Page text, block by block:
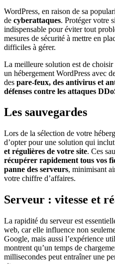
WordPress, en raison de sa
de cyberattaques. Protéger votre
indispensable pour éviter tout
mesures de sécurité à mettre en
difficiles à gérer.
La meilleure solution est de
un hébergement WordPress avec
des pare-feux, des antivirus et
défenses contre les attaques
Les sauvegardes
Lors de la sélection de votre
d’opter pour une solution qui
et régulières de votre site. Ces
récupérer rapidement tous vos
panne des serveurs, minimisant
votre chiffre d’affaires.
Serveur : vitesse et
La rapidité du serveur est
web, car elle influence non
Google, mais aussi l’expérience
montrent qu’un temps de
millisecondes peut entraîner une